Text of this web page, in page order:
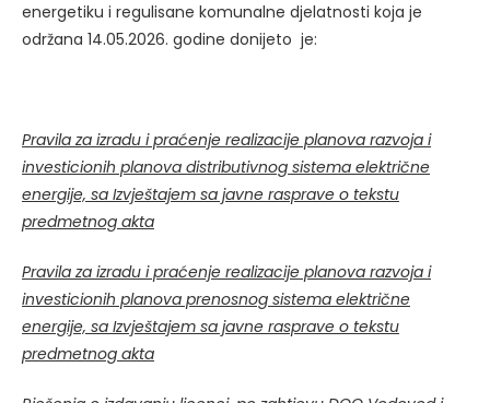
energetiku i regulisane komunalne djelatnosti koja je
održana 14.05.2026. godine donijeto je:
Pravila za izradu i praćenje realizacije planova razvoja i
investicionih planova distributivnog sistema električne
energije, sa Izvještajem sa javne rasprave o tekstu
predmetnog akta
Pravila za izradu i praćenje realizacije planova razvoja i
investicionih planova prenosnog sistema električne
energije, sa Izvještajem sa javne rasprave o tekstu
predmetnog akta